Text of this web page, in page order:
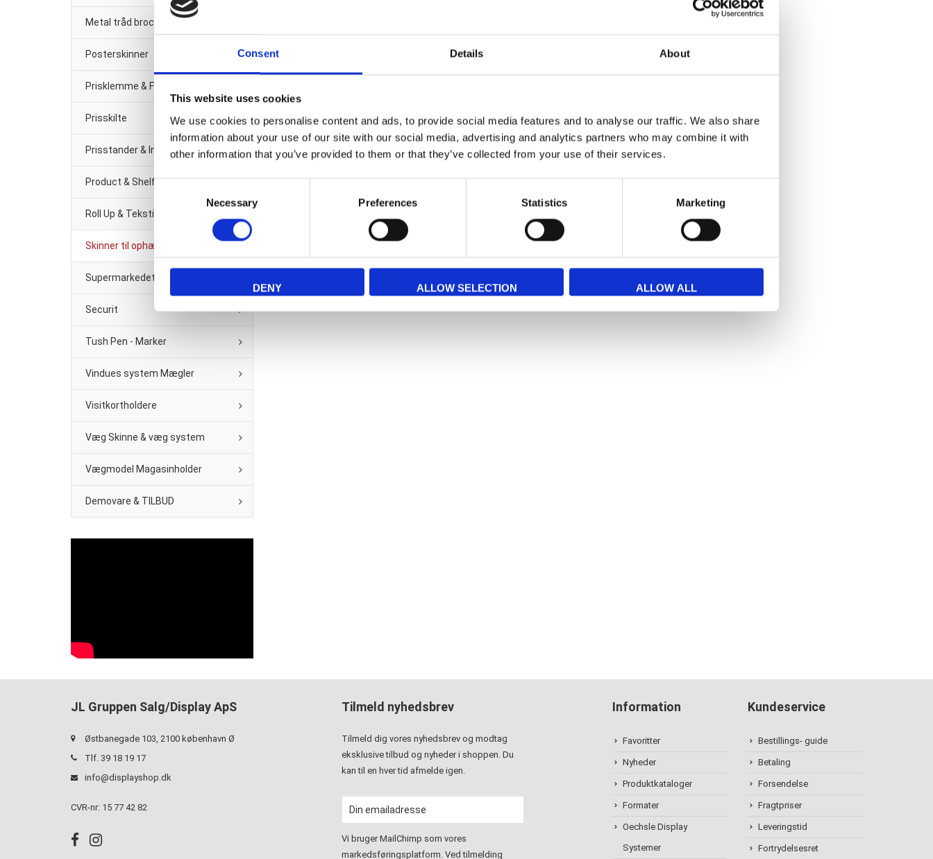
Consent Details About
This website uses cookies
We use cookies to personalise content and ads, to provide social media features and to analyse our traffic. We also share
information about your use of our site with our social media, advertising and analytics partners who may combine it with
other information that you’ve provided to them or that they’ve collected from your use of their services.
Necessary Preferences Statistics Marketing
DENY ALLOW SELECTION ALLOW ALL
Metal tråd brochure/Avis-holder
Posterskinner
Prisklemme & Fittings
Prisskilte
Prisstander & Info Sort Metal
Product & Shelf management
Roll Up & Tekstil banner
Skinner til ophæng
Supermarkedet & Købmand
Securit
Tush Pen - Marker
Vindues system Mægler
Visitkortholdere
Væg Skinne & væg system
Vægmodel Magasinholder
Demovare & TILBUD
JL Gruppen Salg/Display ApS
Østbanegade 103, 2100 københavn Ø
Tlf. 39 18 19 17
info@displayshop.dk
CVR-nr: 15 77 42 82
Tilmeld nyhedsbrev
Tilmeld dig vores nyhedsbrev og modtag
eksklusive tilbud og nyheder i shoppen. Du
kan til en hver tid afmelde igen.
Vi bruger MailChimp som vores
markedsføringsplatform. Ved tilmelding
Information
Favoritter
Nyheder
Produktkataloger
Formater
Oechsle Display
Systemer
Kundeservice
Bestillings- guide
Betaling
Forsendelse
Fragtpriser
Leveringstid
Fortrydelsesret